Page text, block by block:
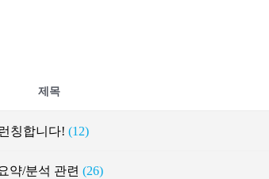
제목
칭합니다! (12)
약/분석 관련 (26)